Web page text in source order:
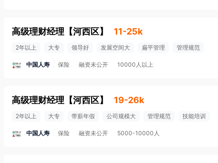
高级理财经理 【河西区】 11-25k
2年以上 大专 领导好 发展空间大 扁平管理 管理规范
中国人寿 保险 融资未公开 10000人以上
高级理财经理 【河西区】 19-26k
2年以上 大专 带薪年假 公司规模大 管理规范 技能培训
中国人寿 保险 融资未公开 5000-10000人